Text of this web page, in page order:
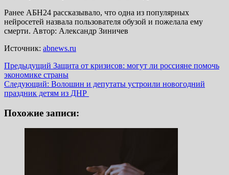
Ранее АБН24 рассказывало, что одна из популярных
нейросетей назвала пользователя обузой и пожелала ему
смерти. Автор: Александр Зиничев
Источник: abnews.ru
Навигация
записи
Предыдущий Защита от кризисов: могут ли россияне помочь
экономике страны
Следующий: Волошин и депутаты устроили новогодний
праздник детям из ДНР
Похожие записи: